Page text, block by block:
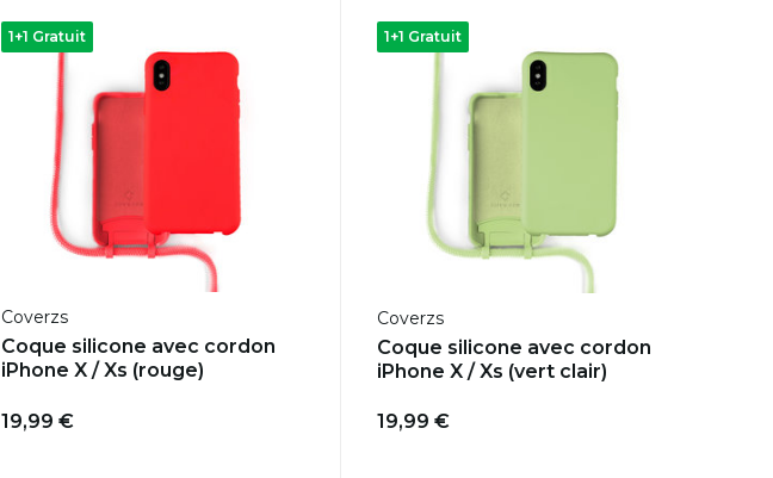
1+1 Gratuit
Coverzs
Coque silicone avec cordon
iPhone X / Xs (rouge)
19,99 €
1+1 Gratuit
Coverzs
Coque silicone avec cordon
iPhone X / Xs (vert clair)
19,99 €